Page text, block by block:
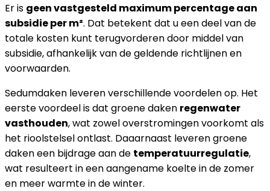
Er is geen vastgesteld maximum percentage aan
subsidie per m². Dat betekent dat u een deel van de
totale kosten kunt terugvorderen door middel van
subsidie, afhankelijk van de geldende richtlijnen en
voorwaarden.
Sedumdaken leveren verschillende voordelen op. Het
eerste voordeel is dat groene daken regenwater
vasthouden, wat zowel overstromingen voorkomt als
het rioolstelsel ontlast. Daaarnaast leveren groene
daken een bijdrage aan de temperatuurregulatie,
wat resulteert in een aangename koelte in de zomer
en meer warmte in de winter.